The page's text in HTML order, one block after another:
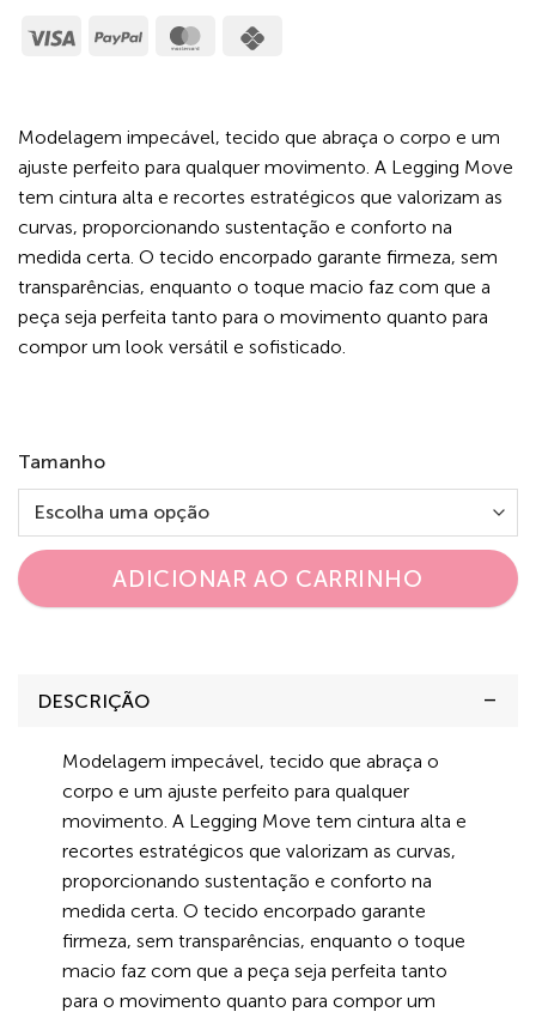
Visa PayPal MasterCard
Modelagem impecável, tecido que abraça o corpo e um
ajuste perfeito para qualquer movimento. A Legging Move
tem cintura alta e recortes estratégicos que valorizam as
curvas, proporcionando sustentação e conforto na
medida certa. O tecido encorpado garante firmeza, sem
transparências, enquanto o toque macio faz com que a
peça seja perfeita tanto para o movimento quanto para
compor um look versátil e sofisticado.
Tamanho
ADICIONAR AO CARRINHO
DESCRIÇÃO
Modelagem impecável, tecido que abraça o
corpo e um ajuste perfeito para qualquer
movimento. A Legging Move tem cintura alta e
recortes estratégicos que valorizam as curvas,
proporcionando sustentação e conforto na
medida certa. O tecido encorpado garante
firmeza, sem transparências, enquanto o toque
macio faz com que a peça seja perfeita tanto
para o movimento quanto para compor um